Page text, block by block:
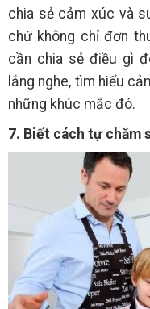
chia sẻ cảm xúc và
chứ không chỉ đơn
cần chia sẻ điều gì
lắng nghe, tìm hiểu
những khúc mắc đó.
7. Biết cách tự chăm